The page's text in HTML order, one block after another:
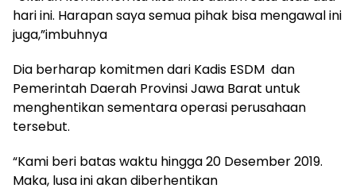
hari ini. Harapan saya semua pihak bisa mengawal ini
juga,”imbuhnya
Dia berharap komitmen dari Kadis ESDM dan
Pemerintah Daerah Provinsi Jawa Barat untuk
menghentikan sementara operasi perusahaan
tersebut.
“Kami beri batas waktu hingga 20 Desember 2019.
Maka, lusa ini akan diberhentikan